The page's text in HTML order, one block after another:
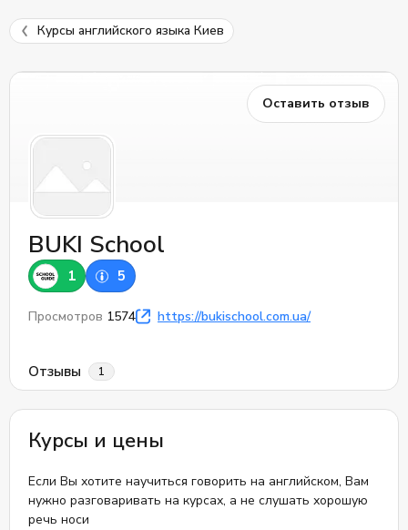
Курсы английского языка Киев
Оставить отзыв
BUKI School
1 5
Просмотров 1574 https://bukischool.com.ua/
Отзывы 1
Курсы и цены
Если Вы хотите научиться говорить на английском, Вам
нужно разговаривать на курсах, а не слушать хорошую
речь носи